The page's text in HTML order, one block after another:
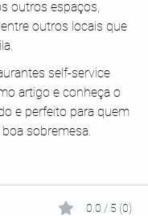
outros espaços,
entre outros locais que
self-service
artigo e conheça o
e perfeito para quem
sobremesa.
0.0 / 5 (0)